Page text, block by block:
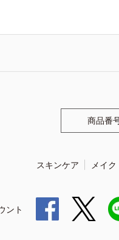
商品番
スキンケア メイク
ント